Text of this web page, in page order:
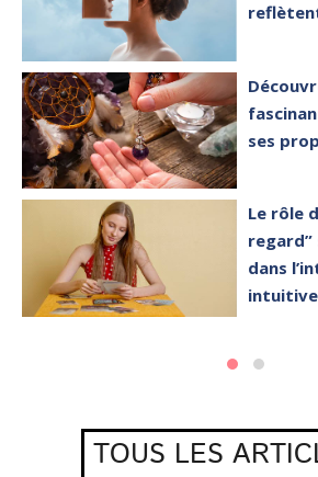
ses
Le rôle
regard”
dans
intuitive
TOUS LES